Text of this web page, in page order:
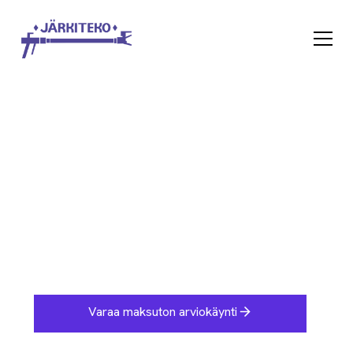
Varaa maksuton arviokäynti